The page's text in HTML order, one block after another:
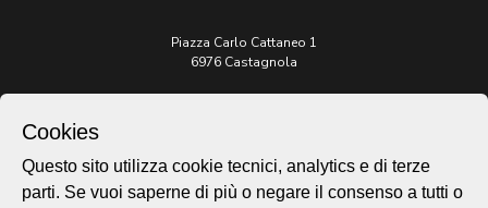
Piazza Carlo Cattaneo 1
6976 Castagnola
patrimonio@lugano.ch
t. +41 58 866 68 50
Cookies
Questo sito utilizza cookie tecnici, analytics e di terze
parti. Se vuoi saperne di più o negare il consenso a tutti o